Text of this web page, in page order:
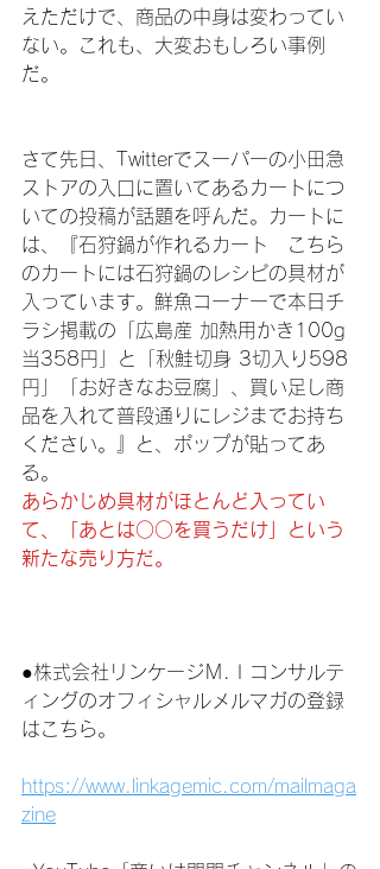
えただけで、商品の中身は変わってい
ない。これも、大変おもしろい事例
だ。
さて先日、Twitterでスーパーの小田急
ストアの入口に置いてあるカートにつ
いての投稿が話題を呼んだ。カートに
は、『石狩鍋が作れるカート　こちら
のカートには石狩鍋のレシピの具材が
入っています。鮮魚コーナーで本日チ
ラシ掲載の「広島産 加熱用かき100g
当358円」と「秋鮭切身 3切入り598
円」「お好きなお豆腐」、買い足し商
品を入れて普段通りにレジまでお持ち
ください。』と、ポップが貼ってあ
る。
あらかじめ具材がほとんど入ってい
て、「あとは○○を買うだけ」という
新たな売り方だ。
●株式会社リンケージＭ.Ｉコンサルテ
ィングのオフィシャルメルマガの登録
はこちら。
https://www.linkagemic.com/mailmaga
zine